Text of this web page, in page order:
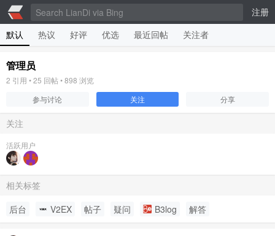
注册
默认
热议 好评 优选 最近回帖 关注者
管理员
2 引用 •25 回帖 •898 浏览
参与讨论
关注 分享
关注
活跃用户
相关标签
后台
V2EX 帖子 疑问 B3log 解答